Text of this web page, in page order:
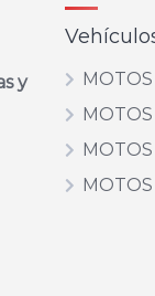
pueden
en
de
producto
y